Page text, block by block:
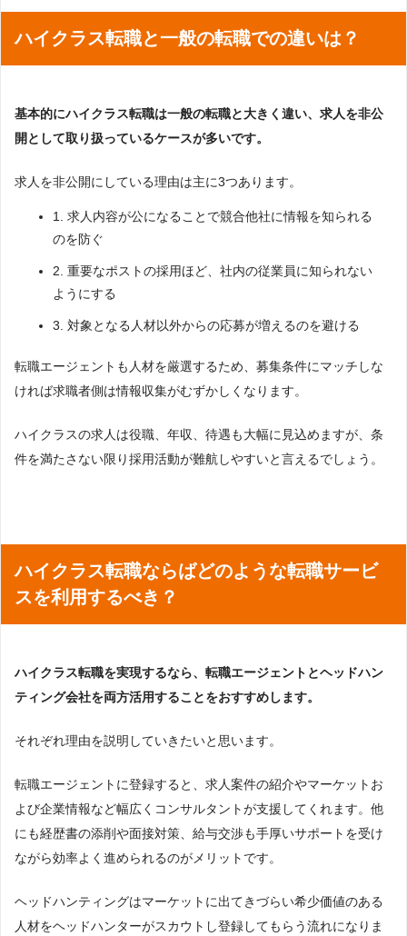
ハイクラス転職と一般の転職での違いは？
基本的にハイクラス転職は一般の転職と大きく違い、求人を非公
開として取り扱っているケースが多いです。
求人を非公開にしている理由は主に3つあります。
1. 求人内容が公になることで競合他社に情報を知られる
のを防ぐ
2. 重要なポストの採用ほど、社内の従業員に知られない
ようにする
3. 対象となる人材以外からの応募が増えるのを避ける
転職エージェントも人材を厳選するため、募集条件にマッチしな
ければ求職者側は情報収集がむずかしくなります。
ハイクラスの求人は役職、年収、待遇も大幅に見込めますが、条
件を満たさない限り採用活動が難航しやすいと言えるでしょう。
ハイクラス転職ならばどのような転職サービ
スを利用するべき？
ハイクラス転職を実現するなら、転職エージェントとヘッドハン
ティング会社を両方活用することをおすすめします。
それぞれ理由を説明していきたいと思います。
転職エージェントに登録すると、求人案件の紹介やマーケットお
よび企業情報など幅広くコンサルタントが支援してくれます。他
にも経歴書の添削や面接対策、給与交渉も手厚いサポートを受け
ながら効率よく進められるのがメリットです。
ヘッドハンティングはマーケットに出てきづらい希少価値のある
人材をヘッドハンターがスカウトし登録してもらう流れになりま